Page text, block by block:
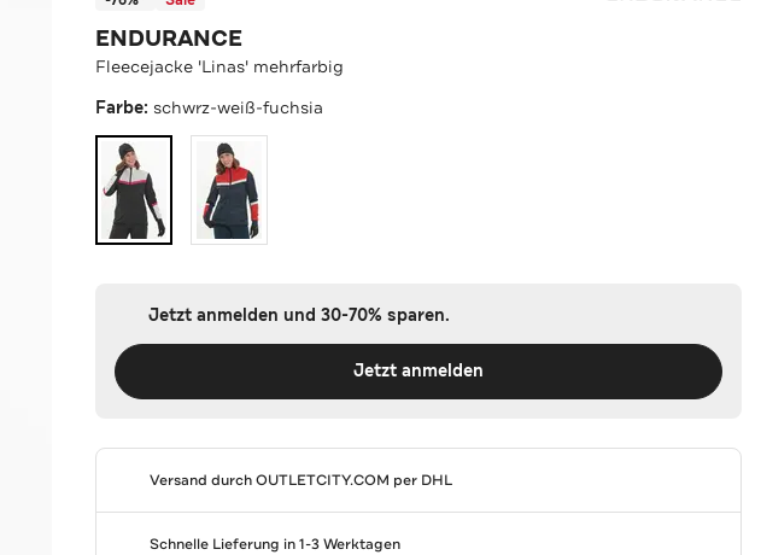
ENDURANCE
Fleecejacke 'Linas' mehrfarbig
Farbe: schwrz-weiß-fuchsia
Jetzt anmelden und 30-70% sparen.
Jetzt anmelden
Versand durchOUTLETCITY.COM per DHL
Schnelle Lieferung in 1-3 Werktagen